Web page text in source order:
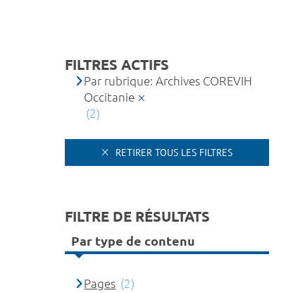
FILTRES ACTIFS
Par rubrique: Archives COREVIH
Occitanie
(2)
RETIRER TOUS LES FILTRES
FILTRE DE RÉSULTATS
Par type de contenu
Pages (2)